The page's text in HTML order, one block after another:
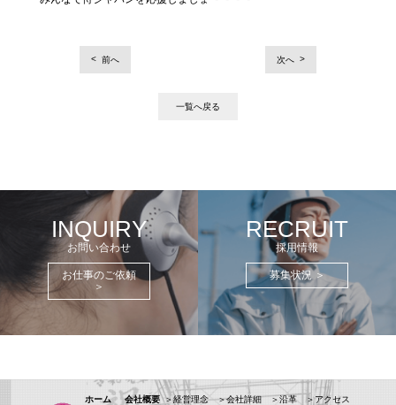
投
ー
シ
ョ
ン
前へ 次へ
一覧へ戻る
INQUIRY
お問い合わせ
お仕事のご依頼
＞
RECRUIT
採用情報
募集状況 ＞
ホーム 会社概要 ＞経営理念 ＞会社詳細＞沿革 ＞アクセス